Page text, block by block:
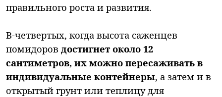
правильного роста и развития.
В-четвертых, когда высота саженцев
помидоров достигнет около 12
сантиметров, их можно пересаживать в
индивидуальные контейнеры, а затем и в
открытый грунт или теплицу для